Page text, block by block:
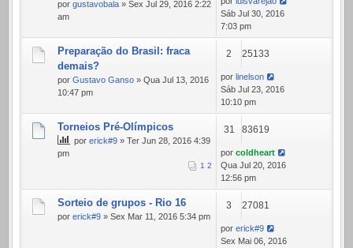
por gustavobala » Sex Jul 29, 2016 2:22
am
Sáb Jul 30, 2016
7:03 pm
Preparação do Brasil: fraca
demais?
por Gustavo Ganso » Qua Jul 13, 2016
10:47 pm
2 25133
por linelson
Sáb Jul 23, 2016
10:10 pm
Torneios Pré-Olímpicos
por erick#9 » Ter Jun 28, 2016 4:39
pm
1 2
31 83619
por coldheart
Qua Jul 20, 2016
12:56 pm
Sorteio de grupos - Rio 16
por erick#9 » Sex Mar 11, 2016 5:34 pm
3 27081
por erick#9
Sex Mai 06, 2016